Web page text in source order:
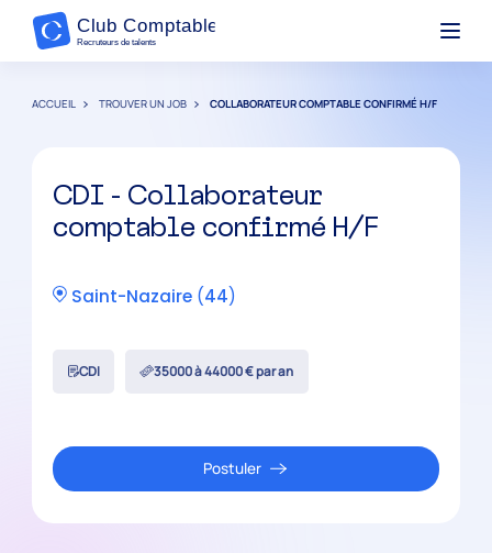
ACCUEIL TROUVER UN JOB COLLABORATEUR COMPTABLE CONFIRMÉ H/F
CDI - Collaborateur
comptable confirmé H/F
Saint-Nazaire(44)
CDI 35000 à 44000 € par an
Postuler